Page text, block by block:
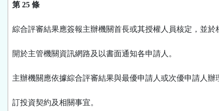
第 25 條
綜合評審結果應簽報主辦機關首長或其授權人員核定，並於
開於主管機關資訊網路及以書面通知各申請人。
主辦機關應依據綜合評審結果與最優申請人或次優申請人辦
訂投資契約及相關事宜。